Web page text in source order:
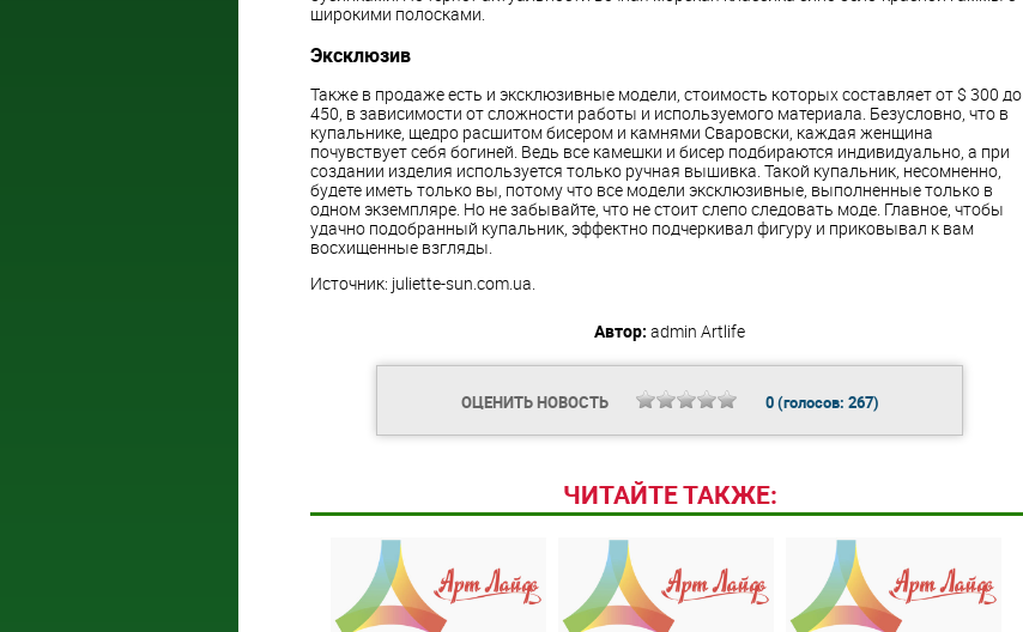
широкими полосками.
Эксклюзив
Также в продаже есть и эксклюзивные модели, стоимость которых составляет от $ 300 до
450, в зависимости от сложности работы и используемого материала. Безусловно, что в
купальнике, щедро расшитом бисером и камнями Сваровски, каждая женщина
почувствует себя богиней. Ведь все камешки и бисер подбираются индивидуально, а при
создании изделия используется только ручная вышивка. Такой купальник, несомненно,
будете иметь только вы, потому что все модели эксклюзивные, выполненные только в
одном экземпляре. Но не забывайте, что не стоит слепо следовать моде. Главное, чтобы
удачно подобранный купальник, эффектно подчеркивал фигуру и приковывал к вам
восхищенные взгляды.
Источник: juliette-sun.com.ua.
Автор: admin Artlife
ОЦЕНИТЬ НОВОСТЬ 0(голосов: 267)
ЧИТАЙТЕ ТАКЖЕ: